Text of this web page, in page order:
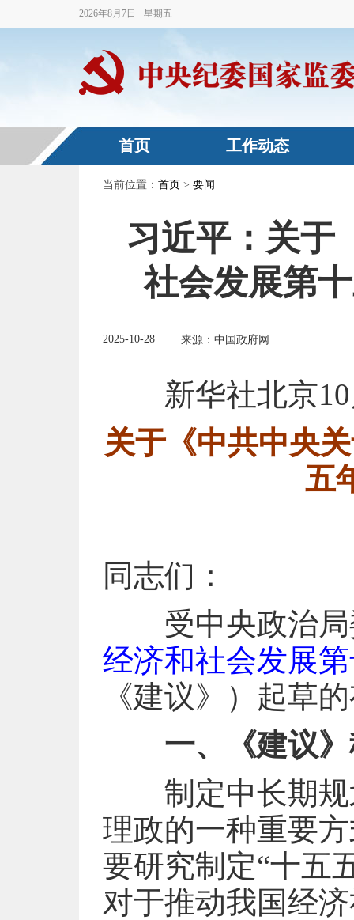
2026年8月 7 日 星期五
首页 工作动态
当前位置： 首页 > 要闻
习近平：关于
社会发展第
2025-10-28 来源：中国政府网
新华社北京
关于《中共中央
五
同志们：
受中央政治局
经济和社会发展
《建议》）起草
一、《建议
制定中长期规
理政的一种重要
要研究制定“十五
对于推动我国经